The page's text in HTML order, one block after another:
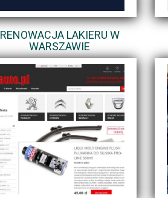
RENOWACJA LAKIERU W
WARSZAWIE